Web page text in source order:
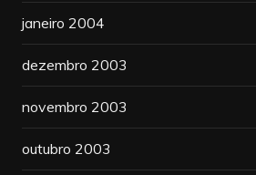
janeiro 2004
dezembro 2003
novembro 2003
outubro 2003